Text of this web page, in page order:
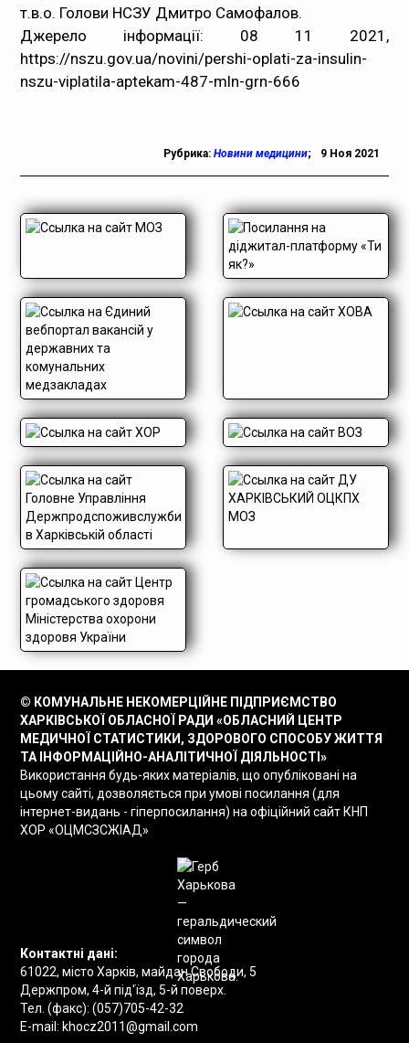
т.в.о. Голови НСЗУ Дмитро Самофалов.
Джерело інформації: 08 11 2021,
https://nszu.gov.ua/novini/pershi-oplati-za-insulin-
nszu-viplatila-aptekam-487-mln-grn-666
Рубрика: Новини медицини; 9 Ноя 2021
© КОМУНАЛЬНЕ НЕКОМЕРЦІЙНЕ ПІДПРИЄМСТВО
ХАРКІВСЬКОЇ ОБЛАСНОЇ РАДИ «ОБЛАСНИЙ ЦЕНТР
МЕДИЧНОЇ СТАТИСТИКИ, ЗДОРОВОГО СПОСОБУ ЖИТТЯ
ТА ІНФОРМАЦІЙНО-АНАЛІТИЧНОЇ ДІЯЛЬНОСТІ»
Використання будь-яких матеріалів, що опубліковані на
цьому сайті, дозволяється при умові посилання (для
інтернет-видань - гіперпосилання) на офіційний сайт КНП
ХОР «ОЦМСЗСЖІАД»
Контактні дані:
61022, місто Харків, майдан Свободи, 5
Держпром, 4-й під'їзд, 5-й поверх.
Тел. (факс):(057)705-42-32
E-mail: khocz2011@gmail.com